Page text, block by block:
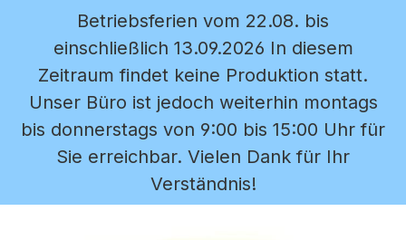
Zum Hauptinhalt springen
Betriebsferien vom 22.08. bis
einschließlich 13.09.2026 In diesem
Zeitraum findet keine Produktion statt.
Unser Büro ist jedoch weiterhin montags
bis donnerstags von 9:00 bis 15:00 Uhr für
Sie erreichbar. Vielen Dank für Ihr
Verständnis!